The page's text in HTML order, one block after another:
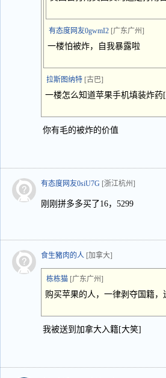
有态度网友0gwmI2 [广东广州]
一楼怕被炸，自我暴露啦
拉斯图纳特 [古巴]
一楼怎么知道苹果手机填装炸
你有毛的被炸的价值
有态度网友0siU7G [浙江杭州]
刚刚拼多多买了16，5299
食生豬肉的人 [加拿大]
栋栋猫 [广东广州]
购买苹果的人，一律剥夺国籍，
我被送到加拿大入籍[大笑]